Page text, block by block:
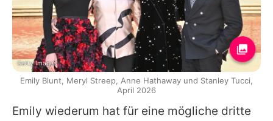
Emily wiederum hat für eine mögliche dritte
Getty Images
Emily Blunt, Meryl Streep, Anne Hathaway und Stanley Tucci,
April 2026